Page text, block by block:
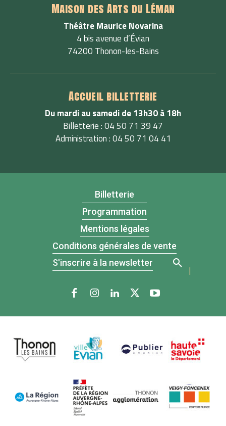
Maison des Arts du Léman
Théâtre Maurice Novarina
4 bis avenue d’Évian
74200 Thonon-les-Bains
Accueil billetterie
Du mardi au samedi de 13h30 à 18h
Billetterie : 04 50 71 39 47
Administration : 04 50 71 04 41
Billetterie
Programmation
Mentions légales
Conditions générales de vente
S'inscrire à la newsletter
|